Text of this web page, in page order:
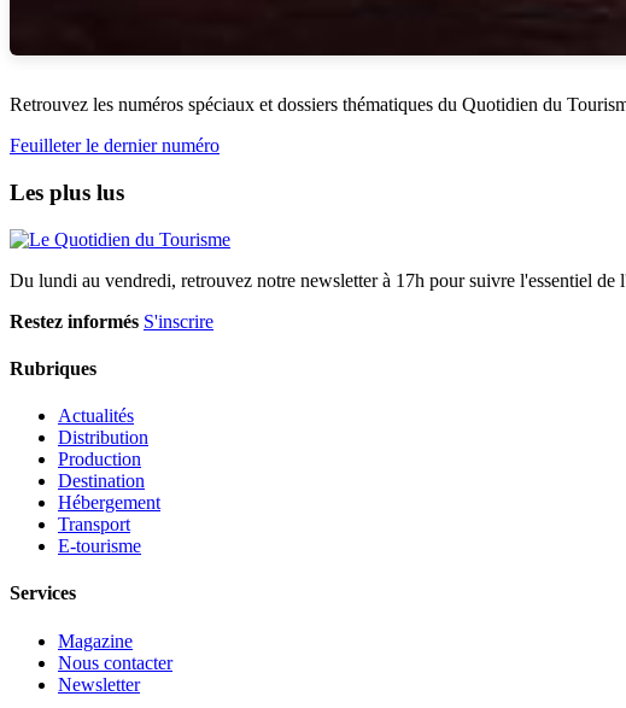
Retrouvez les numéros spéciaux et dossiers thématiques du Quotidien du
Feuilleter le dernier numéro
Les plus lus
Du lundi au vendredi, retrouvez notre newsletter à 17h pour suivre l'essentiel de
Restez informés S'inscrire
Rubriques
Actualités
Distribution
Production
Destination
Hébergement
Transport
E-tourisme
Services
Magazine
Nous contacter
Newsletter